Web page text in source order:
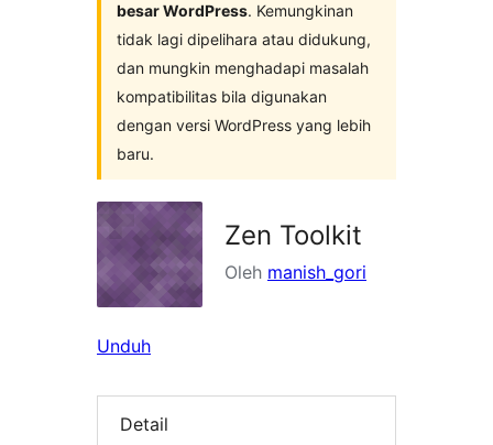
besar WordPress. Kemungkinan
tidak lagi dipelihara atau didukung,
dan mungkin menghadapi masalah
kompatibilitas bila digunakan
dengan versi WordPress yang lebih
baru.
Zen Toolkit
Oleh manish_gori
Unduh
Detail